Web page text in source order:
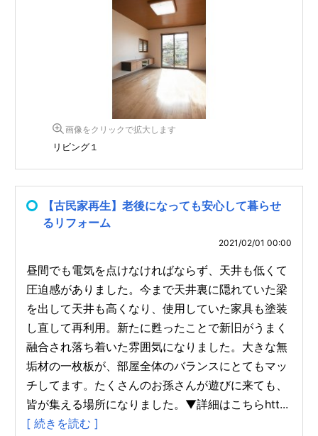
画像をクリックで拡大します
リビング１
【古民家再生】老後になっても安心して暮らせ
るリフォーム
2021/02/01 00:00
昼間でも電気を点けなければならず、天井も低くて
圧迫感がありました。今まで天井裏に隠れていた梁
を出して天井も高くなり、使用していた家具も塗装
し直して再利用。新たに甦ったことで新旧がうまく
融合され落ち着いた雰囲気になりました。大きな無
垢材の一枚板が、部屋全体のバランスにとてもマッ
チしてます。たくさんのお孫さんが遊びに来ても、
皆が集える場所になりました。▼詳細はこちらhtt...
[ 続きを読む ]